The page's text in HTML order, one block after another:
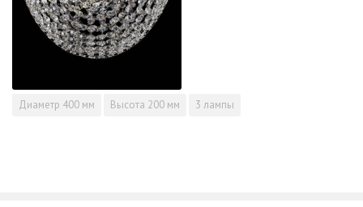
Диаметр 400 мм Высота 200 мм 3 лампы